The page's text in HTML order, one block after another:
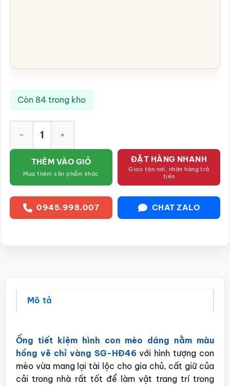
Còn 84 trong kho
THÊM VÀO GIỎ
Mua thêm sản phẩm khác
ĐẶT HÀNG NHANH
Giao tận nơi, nhận hàng trả
tiền
0945.998.007 CHAT ZALO
Mô tả
Ống tiết kiệm hình con mèo dáng nằm màu
hồng vẽ chỉ vàng SG-HĐ46với hình tượng con
mèo vừa mang lại tài lộc cho gia chủ, cất giữ của
cải trong nhà rất tốt để làm vật trang trí trong